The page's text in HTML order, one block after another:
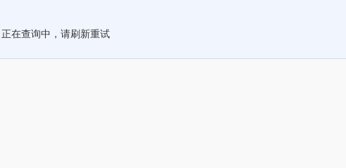
正在查询中，请刷新重试